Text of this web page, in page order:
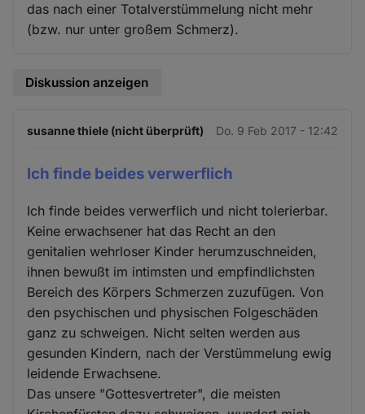
das nach einer Totalverstümmelung nicht mehr
(bzw. nur unter großem Schmerz).
Diskussion anzeigen
susanne thiele (nicht überprüft) Do. 9 Feb 2017 - 12:42
Ich finde beides verwerflich
Ich finde beides verwerflich und nicht tolerierbar.
Keine erwachsener hat das Recht an den
genitalien wehrloser Kinder herumzuschneiden,
ihnen bewußt im intimsten und empfindlichsten
Bereich des Körpers Schmerzen zuzufügen. Von
den psychischen und physischen Folgeschäden
ganz zu schweigen. Nicht selten werden aus
gesunden Kindern, nach der Verstümmelung ewig
leidende Erwachsene.
Das unsere "Gottesvertreter", die meisten